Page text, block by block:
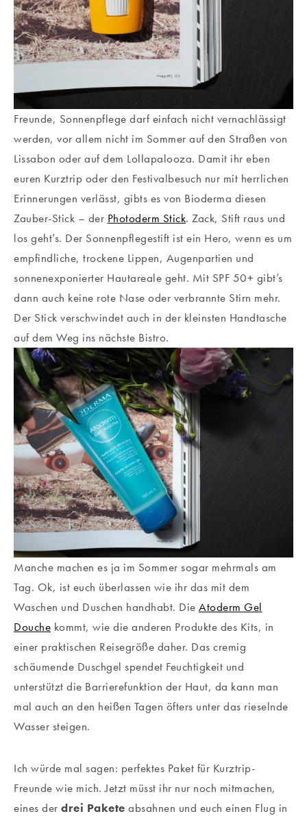
Freunde, Sonnenpflege darf einfach nicht vernachlässigt
werden, vor allem nicht im Sommer auf den Straßen von
Lissabon oder auf dem Lollapalooza. Damit ihr eben
euren Kurztrip oder den Festivalbesuch nur mit herrlichen
Erinnerungen verlässt, gibts es von Bioderma diesen
Zauber-Stick – der Photoderm Stick. Zack, Stift raus und
los geht’s. Der Sonnenpflegestift ist ein Hero, wenn es um
empfindliche, trockene Lippen, Augenpartien und
sonnenexponierter Hautareale geht. Mit SPF 50+ gibt’s
dann auch keine rote Nase oder verbrannte Stirn mehr.
Der Stick verschwindet auch in der kleinsten Handtasche
auf dem Weg ins nächste Bistro.
Manche machen es ja im Sommer sogar mehrmals am
Tag. Ok, ist euch überlassen wie ihr das mit dem
Waschen und Duschen handhabt. Die Atoderm Gel
Douche kommt, wie die anderen Produkte des Kits, in
einer praktischen Reisegröße daher. Das cremig
schäumende Duschgel spendet Feuchtigkeit und
unterstützt die Barrierefunktion der Haut, da kann man
mal auch an den heißen Tagen öfters unter das rieselnde
Wasser steigen.
Ich würde mal sagen: perfektes Paket für Kurztrip-
Freunde wie mich. Jetzt müsst ihr nur noch mitmachen,
eines der drei Pakete absahnen und euch einen Flug in